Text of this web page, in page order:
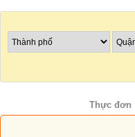
Thực đơn